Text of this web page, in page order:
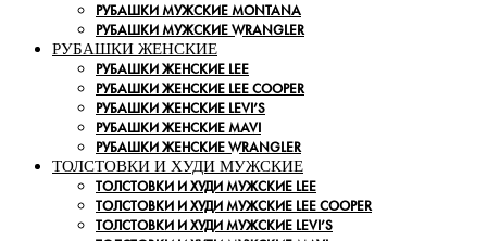
РУБАШКИ МУЖСКИЕ MONTANA
РУБАШКИ МУЖСКИЕ WRANGLER
РУБАШКИ ЖЕНСКИЕ
РУБАШКИ ЖЕНСКИЕ LEE
РУБАШКИ ЖЕНСКИЕ LEE COOPER
РУБАШКИ ЖЕНСКИЕ LEVI’S
РУБАШКИ ЖЕНСКИЕ MAVI
РУБАШКИ ЖЕНСКИЕ WRANGLER
ТОЛСТОВКИ И ХУДИ МУЖСКИЕ
ТОЛСТОВКИ И ХУДИ МУЖСКИЕ LEE
ТОЛСТОВКИ И ХУДИ МУЖСКИЕ LEE COOPER
ТОЛСТОВКИ И ХУДИ МУЖСКИЕ LEVI’S